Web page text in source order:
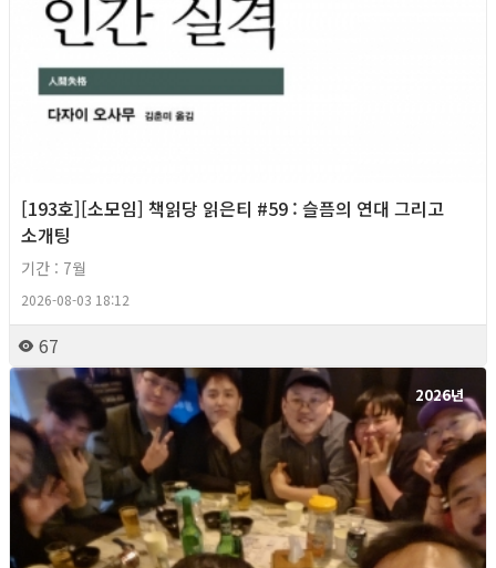
[193호][소모임] 책읽당 읽은티 #59 : 슬픔의 연대 그리고
소개팅
기간 : 7월
2026-08-03 18:12
67
2026년